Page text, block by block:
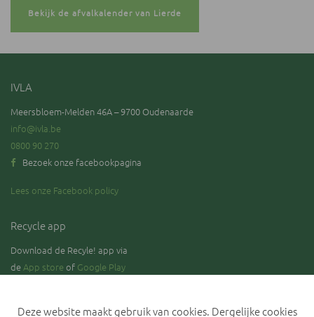
Bekijk de afvalkalender van Lierde
IVLA
Meersbloem-Melden 46A – 9700 Oudenaarde
info@ivla.be
0800 90 270
Bezoek onze facebookpagina
Lees onze Facebook policy
Recycle app
Download de Recyle! app via
deApp store of Google Play
Deze website maakt gebruik van cookies. Dergelijke cookies